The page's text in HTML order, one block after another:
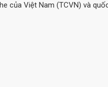
của Việt Nam (TCVN) và